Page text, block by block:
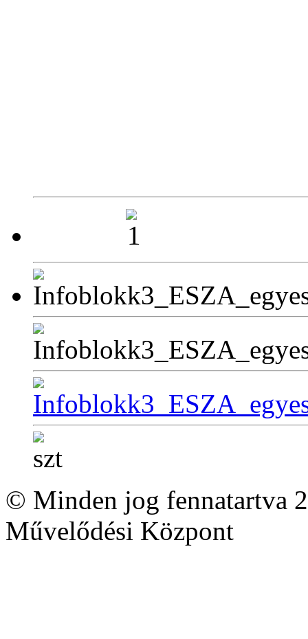
© Minden jog fennatartva
Művelődési Központ